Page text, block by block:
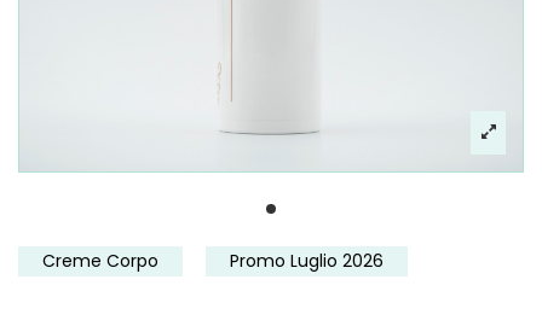
Creme Corpo Promo Luglio 2026